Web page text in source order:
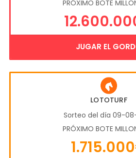
PRÓXIMO BOTE
JUGAR EL
LOTOTURF
Sorteo del día 09-
PRÓXIMO BOTE